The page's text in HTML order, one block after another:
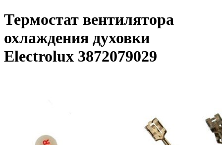
Термостат вентилятора
охлаждения духовки
Electrolux 3872079029